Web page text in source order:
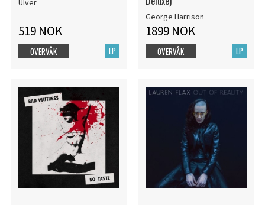
Ulver
519 NOK
LP
OVERVÅK
George Harrison
1899 NOK
LP
OVERVÅK